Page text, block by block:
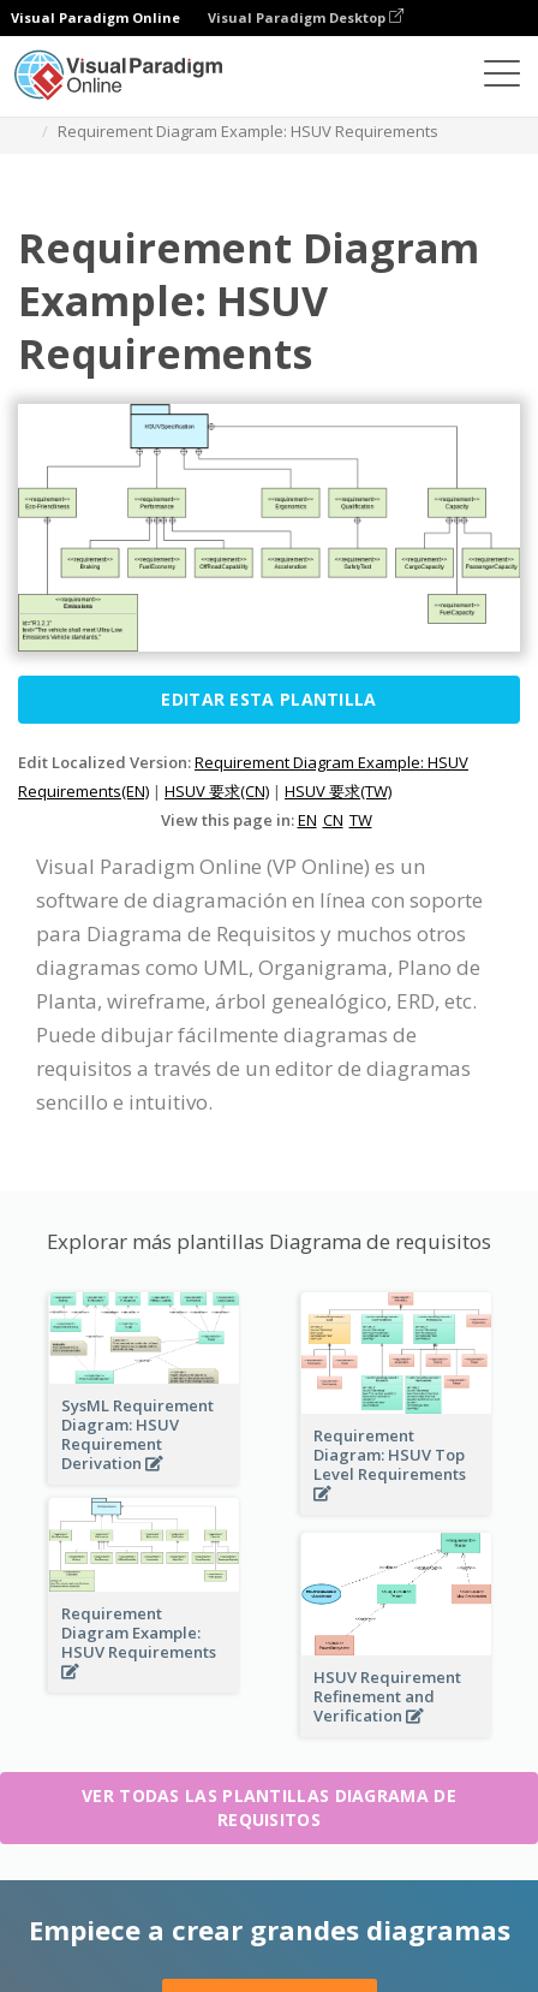
Visual Paradigm Online Visual Paradigm Desktop
Requirement Diagram Example: HSUV Requirements
Requirement Diagram
Example: HSUV
Requirements
EDITAR ESTA PLANTILLA
Edit Localized Version:Requirement Diagram Example: HSUV
Requirements(EN) | HSUV 要求(CN) | HSUV 要求(TW)
View this page in:EN CN TW
Visual Paradigm Online (VP Online) es un
software de diagramación en línea con soporte
para Diagrama de Requisitos y muchos otros
diagramas como UML, Organigrama, Plano de
Planta, wireframe, árbol genealógico, ERD, etc.
Puede dibujar fácilmente diagramas de
requisitos a través de un editor de diagramas
sencillo e intuitivo.
Explorar más plantillas Diagrama de requisitos
SysML Requirement
Diagram: HSUV
Requirement
Derivation
Requirement
Diagram: HSUV Top
Level Requirements
Requirement
Diagram Example:
HSUV Requirements
HSUV Requirement
Refinement and
Verification
VER TODAS LAS PLANTILLAS DIAGRAMA DE
REQUISITOS
Empiece a crear grandes diagramas